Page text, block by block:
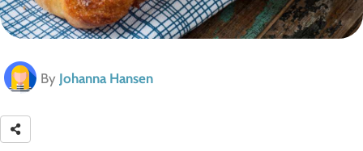
By Johanna Hansen